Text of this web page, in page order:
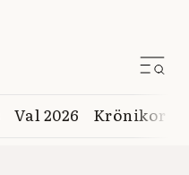
Val 2026 Krönikor